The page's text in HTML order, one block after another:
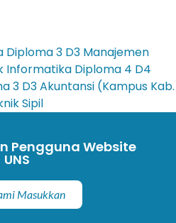
Diploma 3 D3 Manajemen
Informatika Diploma 4 D4
3 D3 Akuntansi (Kampus Kab.
Sipil
Pengguna Website
UNS
Masukkan